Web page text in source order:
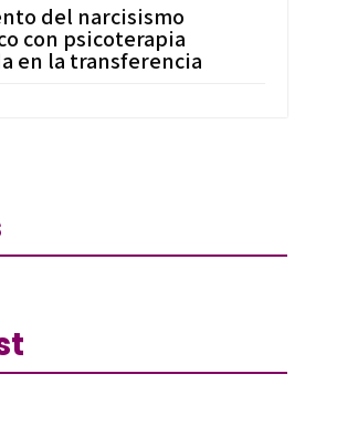
del narcisismo
con psicoterapia
en la transferencia